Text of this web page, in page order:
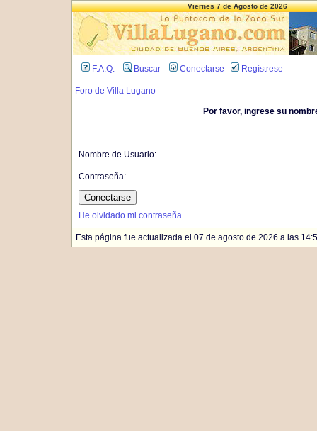
Viernes 7 de Agosto de 2026
F.A.Q. Buscar Conectarse Regístrese
Foro de Villa Lugano
Por favor, ingrese su
Nombre de Usuario:
Contraseña:
He olvidado mi contraseña
Esta página fue actualizada el 07 de agosto de 2026 a las